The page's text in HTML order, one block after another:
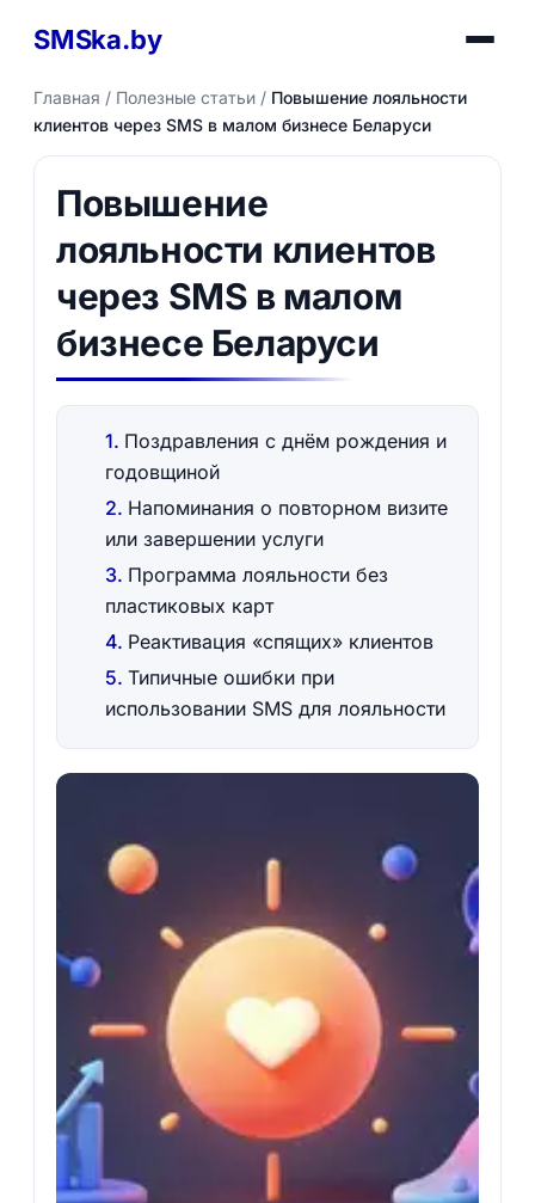
SMSka.by
Главная / Полезные статьи/ Повышение лояльности
клиентов через SMS в малом бизнесе Беларуси
Повышение
лояльности клиентов
через SMS в малом
бизнесе Беларуси
Поздравления с днём рождения и
годовщиной
Напоминания о повторном визите
или завершении услуги
Программа лояльности без
пластиковых карт
Реактивация «спящих» клиентов
Типичные ошибки при
использовании SMS для лояльности